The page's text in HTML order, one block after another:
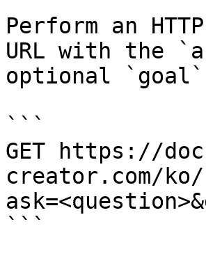
Perform an
URL with the
optional `goal`
```
GET https://
creator.com/
```